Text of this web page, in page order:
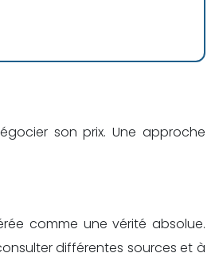
son prix. Une approche
comme une vérité absolue.
différentes sources et à